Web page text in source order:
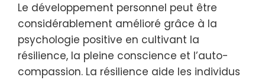
Le développement personnel peut être
considérablement amélioré grâce à la
psychologie positive en cultivant la
résilience, la pleine conscience et l’auto-
compassion. La résilience aide les individus